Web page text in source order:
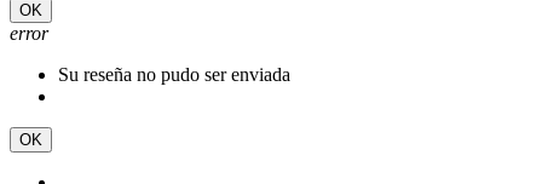
OK
error
Su reseña no pudo ser enviada
OK